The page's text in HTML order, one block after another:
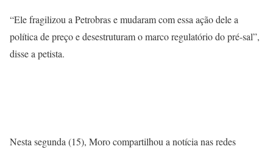
“Ele fragilizou a Petrobras e mudaram com essa ação dele a
política de preço e desestruturam o marco regulatório do pré-sal”,
disse a petista.
Nesta segunda (15), Moro compartilhou a notícia nas redes